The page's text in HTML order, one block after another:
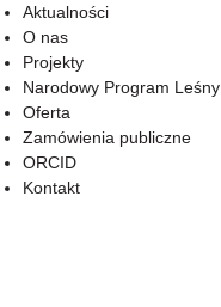
Aktualności
O nas
Projekty
Narodowy Program Leśny
Oferta
Zamówienia publiczne
ORCID
Kontakt